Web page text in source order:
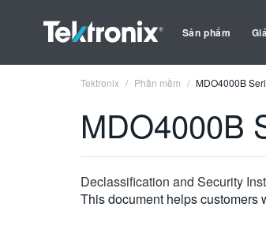
Sản phẩm
Tektronix Phần mềm MDO4000B
MDO4000B
Declassification and Security
This document helps customers